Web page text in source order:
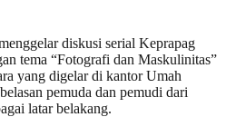
diskusi serial Keprapag
tema “Fotografi dan Maskulinitas”
yang digelar di kantor Umah
pemuda dan pemudi dari
latar belakang.